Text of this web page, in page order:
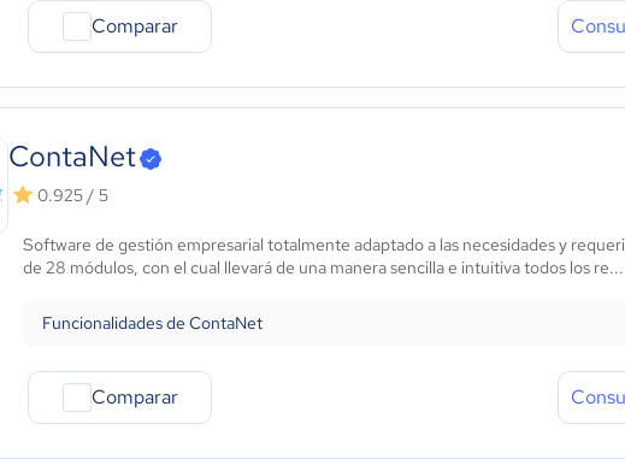
Comparar
ContaNet
0.925 / 5
Software de gestión empresarial totalmente adaptado a las necesidades y
de 28 módulos, con el cual llevará de una manera sencilla e intuitiva todos los re...
Funcionalidades de ContaNet
Comparar